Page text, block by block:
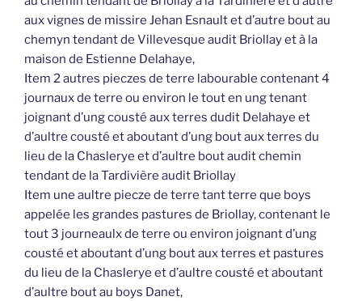
aux vignes de missire Jehan Esnault et d’autre bout au
chemyn tendant de Villevesque audit Briollay et à la
maison de Estienne Delahaye,
Item 2 autres pieczes de terre labourable contenant 4
journaux de terre ou environ le tout en ung tenant
joignant d’ung cousté aux terres dudit Delahaye et
d’aultre cousté et aboutant d’ung bout aux terres du
lieu de la Chaslerye et d’aultre bout audit chemin
tendant de la Tardivière audit Briollay
Item une aultre piecze de terre tant terre que boys
appelée les grandes pastures de Briollay, contenant le
tout 3 journeaulx de terre ou environ joignant d’ung
cousté et aboutant d’ung bout aux terres et pastures
du lieu de la Chaslerye et d’aultre cousté et aboutant
d’aultre bout au boys Danet,